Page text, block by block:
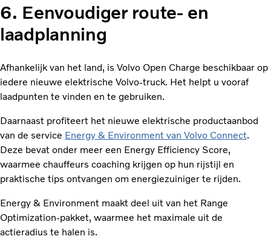
6. Eenvoudiger route- en
laadplanning
Afhankelijk van het land, is Volvo Open Charge beschikbaar op
iedere nieuwe elektrische Volvo-truck. Het helpt u vooraf
laadpunten te vinden en te gebruiken.
Daarnaast profiteert het nieuwe elektrische productaanbod
van de service Energy & Environment van Volvo Connect.
Deze bevat onder meer een Energy Efficiency Score,
waarmee chauffeurs coaching krijgen op hun rijstijl en
praktische tips ontvangen om energiezuiniger te rijden.
Energy & Environment maakt deel uit van het Range
Optimization-pakket, waarmee het maximale uit de
actieradius te halen is.